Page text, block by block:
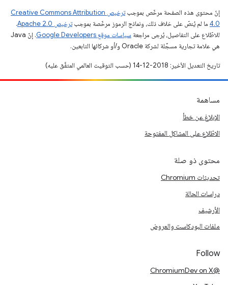
إنّ محتوى هذه الصفحة مرخّص بموجب
ترخيص Creative Commons Attribution
4.0‏ ما لم يُنصّ على خلاف ذلك، ونماذج الرموز مرخّصة بموجبترخيص Apache 2.0‏
.
للاطّلاع على التفاصيل، يُرجى مراجعة سياسات موقع Google Developers‏
. إنّ Java
هي علامة تجارية مسجَّلة لشركة Oracle و/أو شركائها التابعين.
تاريخ التعديل الأخير: 2018-12-14 (حسب التوقيت العالمي المتفَّق عليه)
مساهمة
الإبلاغ عن خطأ
الاطّلاع على المشاكل المفتوحة
محتوى ذو صلة
تحديثات Chromium
دراسات الحالة
الأرشيف
ملفات البودكاست والعروض
Follow
@ChromiumDev on X